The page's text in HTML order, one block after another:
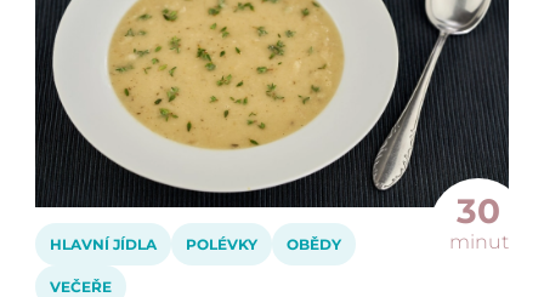
30
minut
HLAVNÍ JÍDLA POLÉVKY OBĚDY
VEČEŘE